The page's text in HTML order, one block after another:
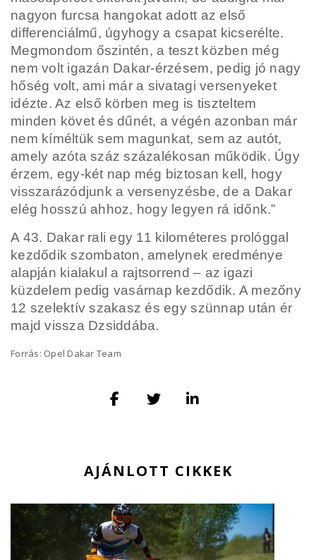
nagyon furcsa hangokat adott az első
differenciálmű, úgyhogy a csapat kicserélte.
Megmondom őszintén, a teszt közben még
nem volt igazán Dakar-érzésem, pedig jó nagy
hőség volt, ami már a sivatagi versenyeket
idézte. Az első körben meg is tiszteltem
minden követ és dűnét, a végén azonban már
nem kíméltük sem magunkat, sem az autót,
amely azóta száz százalékosan működik. Úgy
érzem, egy-két nap még biztosan kell, hogy
visszarázódjunk a versenyzésbe, de a Dakar
elég hosszú ahhoz, hogy legyen rá időnk.”
A 43. Dakar rali egy 11 kilométeres prológgal
kezdődik szombaton, amelynek eredménye
alapján kialakul a rajtsorrend – az igazi
küzdelem pedig vasárnap kezdődik. A mezőny
12 szelektív szakasz és egy szünnap után ér
majd vissza Dzsiddába.
Forrás: Opel Dakar Team
AJÁNLOTT CIKKEK